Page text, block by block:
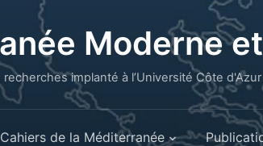
Moderne
implanté à l’Université Côte d'Azur
de la Méditerranée